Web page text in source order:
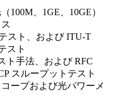
100M、1GE、10GE）
スト、および ITU-T
スト
ト手法、および RFC
スループットテスト
ープおよび光パワーメ